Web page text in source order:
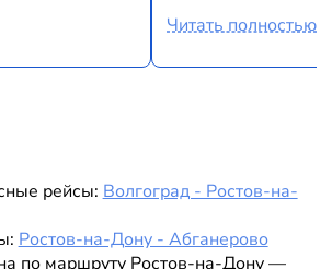
Читать полностью
рейсы: Волгоград - Ростов-на-
Ростов-на-Дону - Абганерово
по маршруту Ростов-на-Дону —